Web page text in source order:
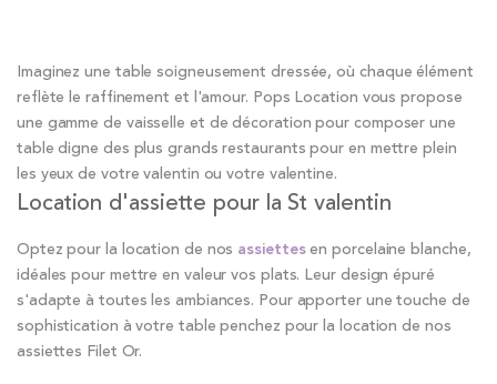
Imaginez une table soigneusement dressée, où chaque élément
reflète le raffinement et l'amour. Pops Location vous propose
une gamme de vaisselle et de décoration pour composer une
table digne des plus grands restaurants pour en mettre plein
les yeux de votre valentin ou votre valentine.
Location d'assiette pour la St valentin
Optez pour la location de nos assiettesen porcelaine blanche,
idéales pour mettre en valeur vos plats. Leur design épuré
s'adapte à toutes les ambiances. Pour apporter une touche de
sophistication à votre table penchez pour la location de nos
assiettes Filet Or.